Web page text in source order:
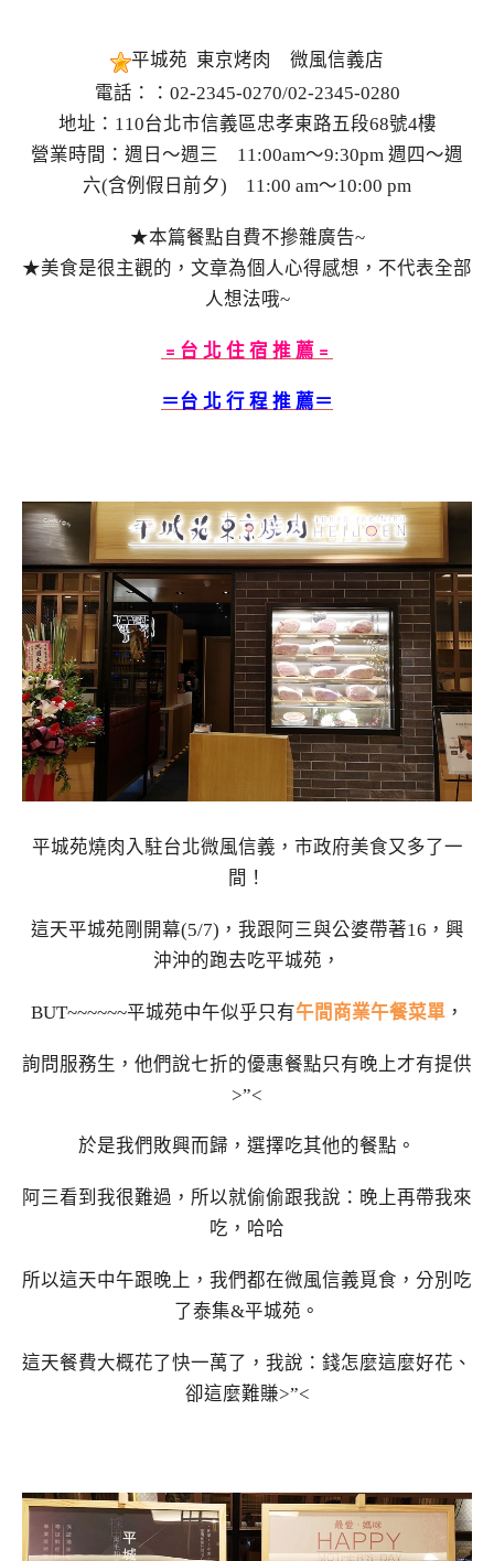
平城苑 東京烤肉 微風信義店
電話：：02-2345-0270/02-2345-0280
地址：110台北市信義區忠孝東路五段68號4樓
營業時間：週日～週三 11:00am～9:30pm 週四～週
六(含例假日前夕) 11:00 am～10:00 pm
★本篇餐點自費不摻雜廣告~
★美食是很主觀的，文章為個人心得感想，不代表全部
人想法哦~
﹦台 北 住 宿 推 薦﹦
＝台 北 行 程 推 薦＝
平城苑燒肉入駐台北微風信義，市政府美食又多了一
間！
這天平城苑剛開幕(5/7)，我跟阿三與公婆帶著16，興
沖沖的跑去吃平城苑，
BUT~~~~~~平城苑中午似乎只有午間商業午餐菜單，
詢問服務生，他們說七折的優惠餐點只有晚上才有提供
>”<
於是我們敗興而歸，選擇吃其他的餐點。
阿三看到我很難過，所以就偷偷跟我說：晚上再帶我來
吃，哈哈
所以這天中午跟晚上，我們都在微風信義覓食，分別吃
了泰集&平城苑。
這天餐費大概花了快一萬了，我說：錢怎麼這麼好花、
卻這麼難賺>”<